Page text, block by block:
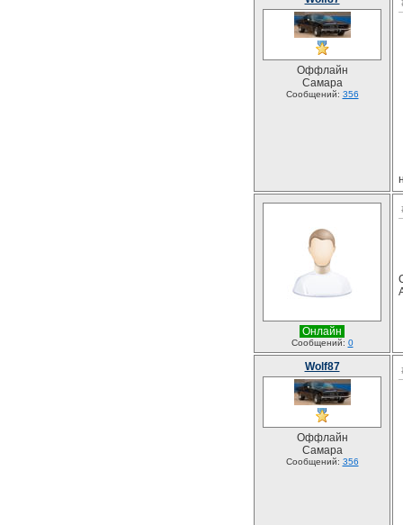
Оффлайн
Самара
Сообщений: 356
Онлайн
Сообщений: 0
Wolf87
Оффлайн
Самара
Сообщений: 356